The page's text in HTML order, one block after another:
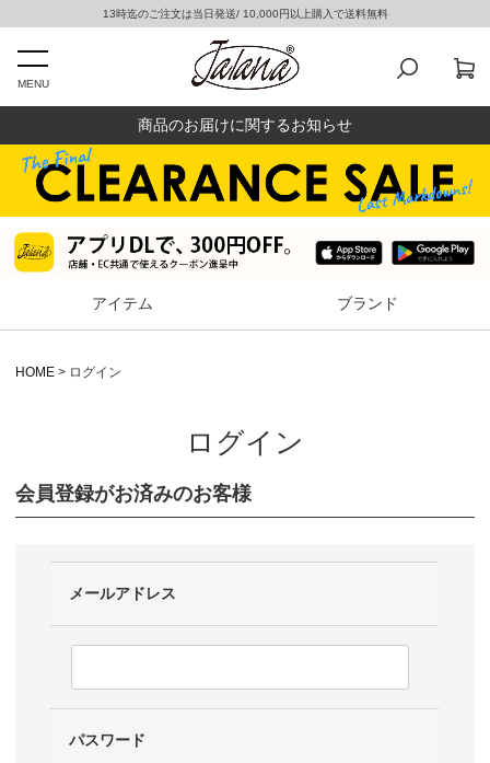
13時迄のご注文は当日発送/ 10,000円以上購入で送料無料
MENU
商品のお届けに関するお知らせ
アイテム ブランド
HOME ログイン
ログイン
会員登録がお済みのお客様
メールアドレス
パスワード